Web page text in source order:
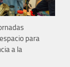
para
a la